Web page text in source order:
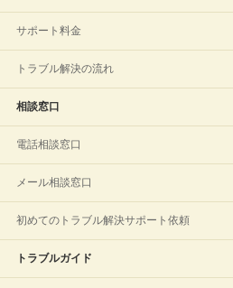
サポート料金
トラブル解決の流れ
相談窓口
電話相談窓口
メール相談窓口
初めてのトラブル解決サポート依頼
トラブルガイド